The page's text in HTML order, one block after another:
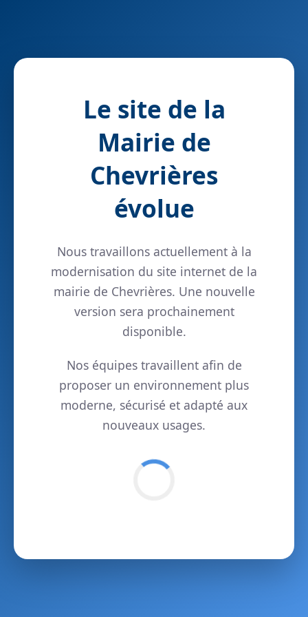
Le site de la
Mairie de
Chevrières
évolue
Nous travaillons actuellement à la
modernisation du site internet de la
mairie de Chevrières. Une nouvelle
version sera prochainement
disponible.
Nos équipes travaillent afin de
proposer un environnement plus
moderne, sécurisé et adapté aux
nouveaux usages.